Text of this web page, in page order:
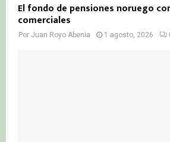
El fondo de pensiones noruego
comerciales
Por Juan Royo Abenia 1 agosto, 2026